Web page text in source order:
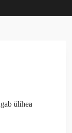
ülihea